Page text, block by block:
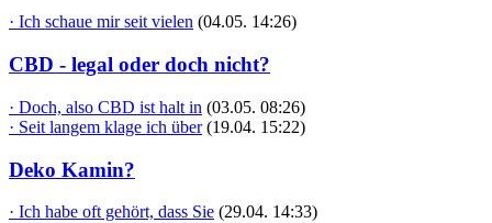
· Ich schaue mir seit vielen (04.05. 14:26)
CBD - legal oder doch nicht?
· Doch, also CBD ist halt in (03.05. 08:26)
· Seit langem klage ich über (19.04. 15:22)
Deko Kamin?
· Ich habe oft gehört, dass Sie (29.04. 14:33)